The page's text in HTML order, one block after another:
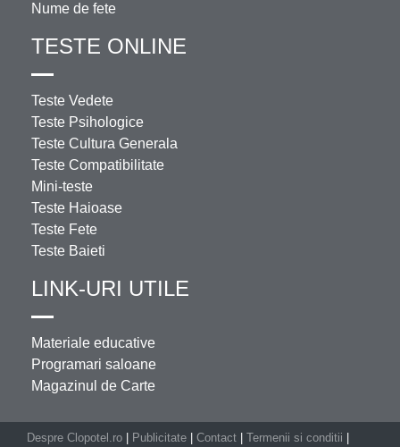
Nume de fete
TESTE ONLINE
Teste Vedete
Teste Psihologice
Teste Cultura Generala
Teste Compatibilitate
Mini-teste
Teste Haioase
Teste Fete
Teste Baieti
LINK-URI UTILE
Materiale educative
Programari saloane
Magazinul de Carte
Despre Clopotel.ro Publicitate Contact Termenii si conditii